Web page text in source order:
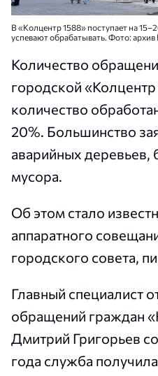
В «Колцентр 1588» поступает на
успевают обрабатывать. Фото: архив
Количество
городской
количество
20%. Большинство
аварийных деревьев,
мусора.
Об этом стало
аппаратного
городского совета,
Главный специалист
обращений граждан
Дмитрий Григорьев
года служба